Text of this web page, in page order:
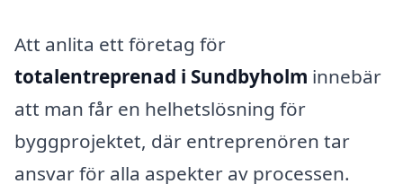
Att anlita ett företag för
totalentreprenad i Sundbyholm innebär
att man får en helhetslösning för
byggprojektet, där entreprenören tar
ansvar för alla aspekter av processen.